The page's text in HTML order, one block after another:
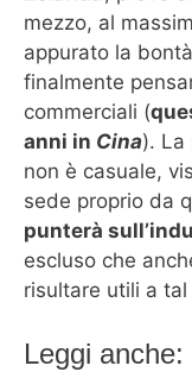
mezzo, al
appurato la
finalmente
commerciali (
anni in Cina). La
non è casuale,
sede proprio da
punterà
escluso che
risultare utili a tal
Leggi anche: